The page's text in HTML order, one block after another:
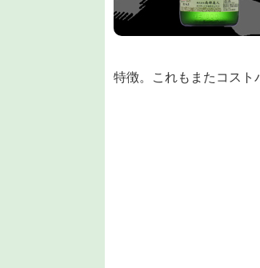
特徴。これもまたコスト